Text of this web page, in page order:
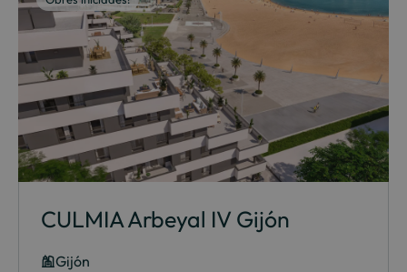
CULMIA Arbeyal IV Gijón
Gijón